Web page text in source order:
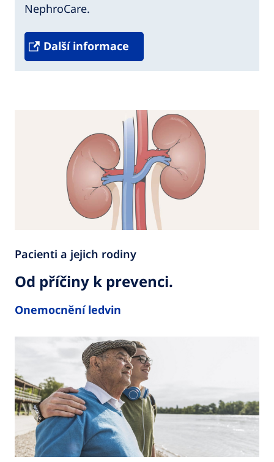
NephroCare.
Další informace
Pacienti a jejich rodiny
Od příčiny k prevenci.
Onemocnění ledvin